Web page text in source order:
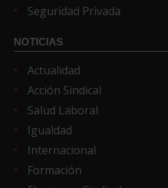
Seguridad Privada
NOTICIAS
Actualidad
Acción Sindical
Salud Laboral
Igualdad
Internacional
Formación